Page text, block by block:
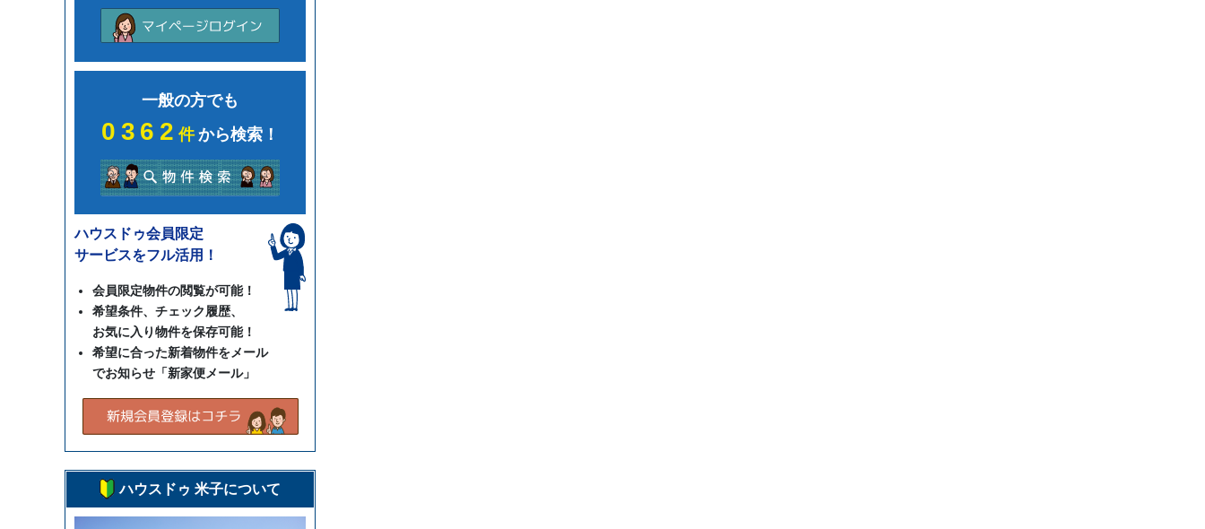
一般の方でも
0362件から検索！
ハウスドゥ会員限定
サービスをフル活用！
会員限定物件の閲覧が可能！
希望条件、チェック履歴、
お気に入り物件を保存可能！
希望に合った新着物件をメール
でお知らせ「新家便メール」
ハウスドゥ 米子について